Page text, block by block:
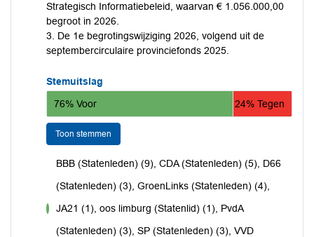
Strategisch Informatiebeleid, waarvan € 1.056.000,00
begroot in 2026.
3. De 1e begrotingswijziging 2026, volgend uit de
septembercirculaire provinciefonds 2025.
Stemuitslag
76% Voor
24% Tegen
Toon stemmen
BBB (Statenleden) (9), CDA (Statenleden) (5), D66
(Statenleden) (3), GroenLinks (Statenleden) (4),
JA21 (1), oos limburg (Statenlid) (1), PvdA
(Statenleden) (3), SP (Statenleden) (3), VVD